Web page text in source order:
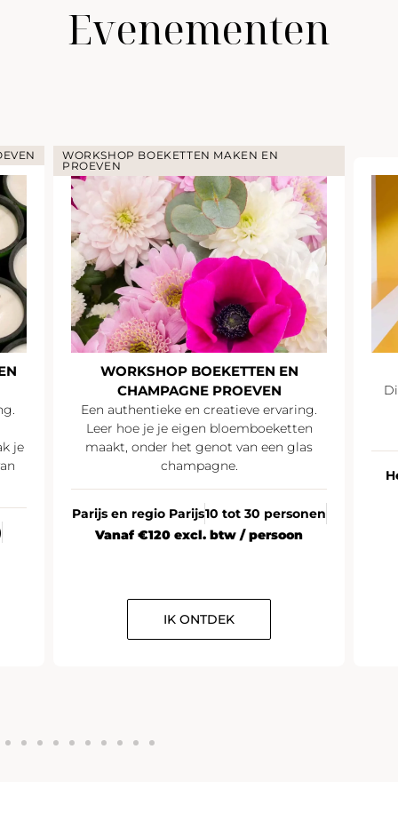
Evenementen
je
WORKSHOP BOEKETTEN MAKEN EN
PROEVEN
WORKSHOP BOEKETTEN EN
CHAMPAGNE PROEVEN
Een authentieke en creatieve ervaring.
Leer hoe je je eigen bloemboeketten
maakt, onder het genot van een glas
champagne.
Parijs en regio Parijs10 tot 30 personen
Vanaf €120 excl. btw / persoon
IK ONTDEK